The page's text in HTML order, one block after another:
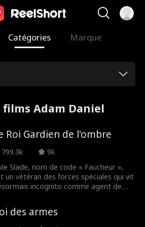
Catégories Marque
Adam Daniel
Roi Gardien de l'ombre
799.3k
9k
Slade, nom de code « Faucheur »,
un vétéran des forces spéciales qui vit
incognito comme agent de
vœu de son frère d'armes tombé
combat, Alexander, en veillant sur sa
cadette, Victoria. Le grand jour de
des armes